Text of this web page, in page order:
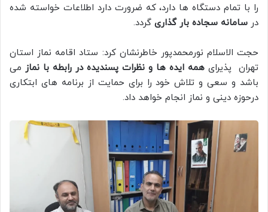
را با تمام دستگاه ها دارد، که ضرورت دارد اطلاعات خواسته شده
در سامانه سجاده بار گذاری گردد.
حجت الاسلام نورمحمدپور خاطرنشان کرد: ستاد اقامه نماز استان
تهران پذیرای همه ایده ها و نظرات پسندیده در رابطه با نماز می
باشد و سعی و تلاش خود را برای حمایت از برنامه های ابتکاری
درحوزه دینی و نماز انجام خواهد داد.